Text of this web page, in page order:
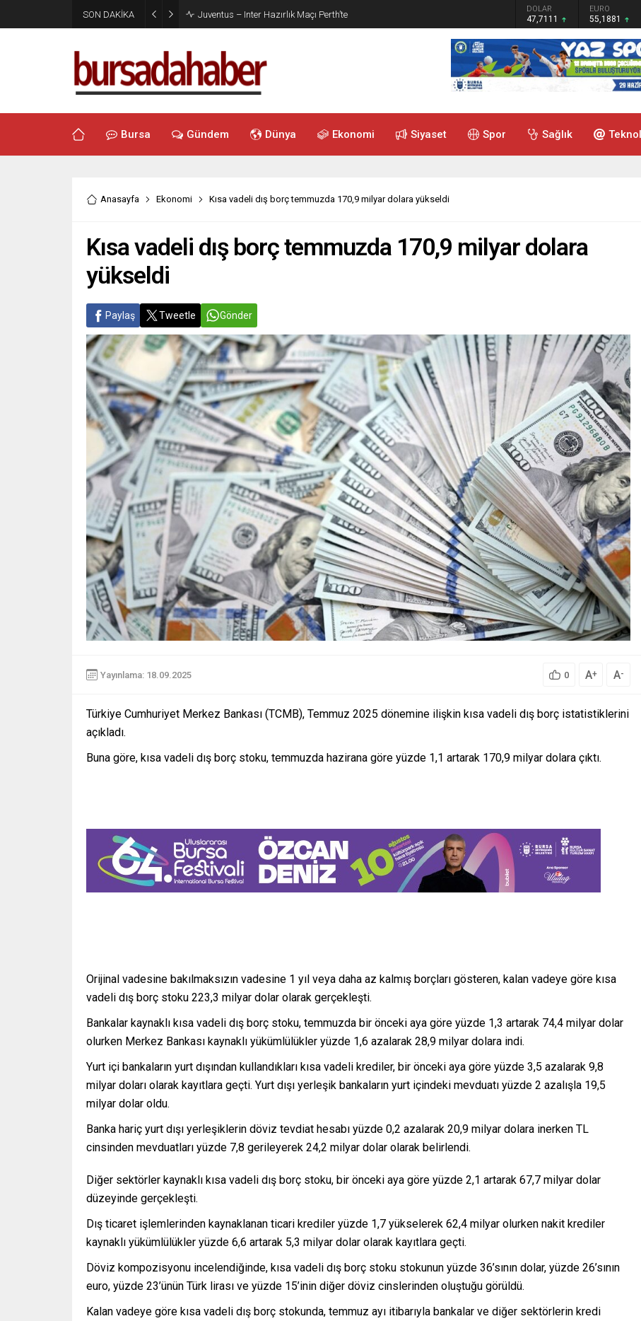
SON DAKİKA Juventus – Inter Hazırlık Maçı Perth’te DOLAR
47,7111
EURO
55,1881
Bursa Gündem Dünya Ekonomi Siyaset Spor Sağlık
Anasayfa Ekonomi Kısa vadeli dış borç temmuzda 170,9 milyar dolara yükseldi
Kısa vadeli dış borç temmuzda 170,9 milyar dolara
yükseldi
Paylaş Tweetle Gönder
Yayınlama: 18.09.2025 0 A+ A-
Türkiye Cumhuriyet Merkez Bankası (TCMB), Temmuz 2025 dönemine ilişkin kısa vadeli dış borç istatistiklerini
açıkladı.
Buna göre, kısa vadeli dış borç stoku, temmuzda hazirana göre yüzde 1,1 artarak 170,9 milyar dolara çıktı.
Orijinal vadesine bakılmaksızın vadesine 1 yıl veya daha az kalmış borçları gösteren, kalan vadeye göre kısa
vadeli dış borç stoku 223,3 milyar dolar olarak gerçekleşti.
Bankalar kaynaklı kısa vadeli dış borç stoku, temmuzda bir önceki aya göre yüzde 1,3 artarak 74,4 milyar dolar
olurken Merkez Bankası kaynaklı yükümlülükler yüzde 1,6 azalarak 28,9 milyar dolara indi.
Yurt içi bankaların yurt dışından kullandıkları kısa vadeli krediler, bir önceki aya göre yüzde 3,5 azalarak 9,8
milyar doları olarak kayıtlara geçti. Yurt dışı yerleşik bankaların yurt içindeki mevduatı yüzde 2 azalışla 19,5
milyar dolar oldu.
Banka hariç yurt dışı yerleşiklerin döviz tevdiat hesabı yüzde 0,2 azalarak 20,9 milyar dolara inerken TL
cinsinden mevduatları yüzde 7,8 gerileyerek 24,2 milyar dolar olarak belirlendi.
Diğer sektörler kaynaklı kısa vadeli dış borç stoku, bir önceki aya göre yüzde 2,1 artarak 67,7 milyar dolar
düzeyinde gerçekleşti.
Dış ticaret işlemlerinden kaynaklanan ticari krediler yüzde 1,7 yükselerek 62,4 milyar olurken nakit krediler
kaynaklı yükümlülükler yüzde 6,6 artarak 5,3 milyar dolar olarak kayıtlara geçti.
Döviz kompozisyonu incelendiğinde, kısa vadeli dış borç stoku stokunun yüzde 36’sının dolar, yüzde 26’sının
euro, yüzde 23’ünün Türk lirası ve yüzde 15’inin diğer döviz cinslerinden oluştuğu görüldü.
Kalan vadeye göre kısa vadeli dış borç stokunda, temmuz ayı itibarıyla bankalar ve diğer sektörlerin kredi